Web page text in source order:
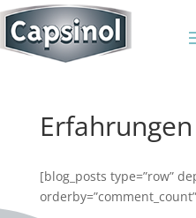
Erfahrungen
[blog_posts type=”row”